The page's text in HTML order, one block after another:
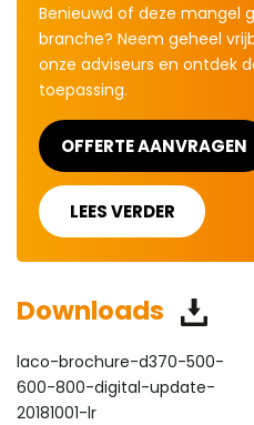
Benieuwd of deze mangel
branche? Neem geheel
onze adviseurs en ontdek
toepassing.
OFFERTE AANVRAGEN
LEES VERDER
Downloads
laco-brochure-d370-500-
600-800-digital-update-
20181001-lr